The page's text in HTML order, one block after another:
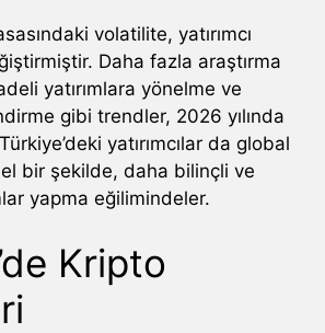
volatilite, yatırımcı
Daha fazla araştırma
yatırımlara yönelme ve
gibi trendler, 2026 yılında
yatırımcılar da global
bir şekilde, daha bilinçli ve
yapma eğilimindeler.
Kripto